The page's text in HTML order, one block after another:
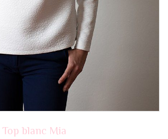
Top blanc Mia